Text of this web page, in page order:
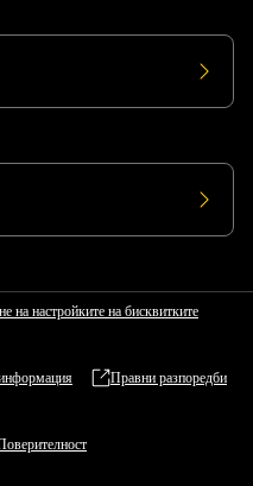
на настройките на бисквитките
Правни разпоредби